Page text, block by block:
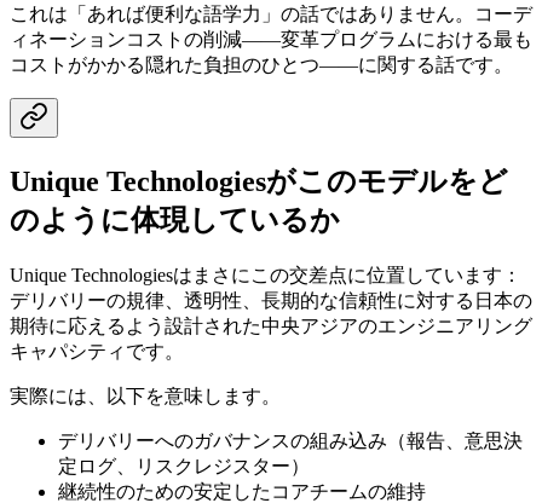
これは「あれば便利な語学力」の話ではありません。コーデ
ィネーションコストの削減——変革プログラムにおける最も
コストがかかる隠れた負担のひとつ——に関する話です。
Unique Technologiesがこのモデルをど
のように体現しているか
Unique Technologiesはまさにこの交差点に位置しています：
デリバリーの規律、透明性、長期的な信頼性に対する日本の
期待に応えるよう設計された中央アジアのエンジニアリング
キャパシティです。
実際には、以下を意味します。
デリバリーへのガバナンスの組み込み（報告、意思決
定ログ、リスクレジスター）
継続性のための安定したコアチームの維持